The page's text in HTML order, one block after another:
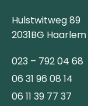
Hulstwitweg 89
2031BG Haarlem
023 – 792 04 68
06 31 96 08 14
06 11 39 77 37